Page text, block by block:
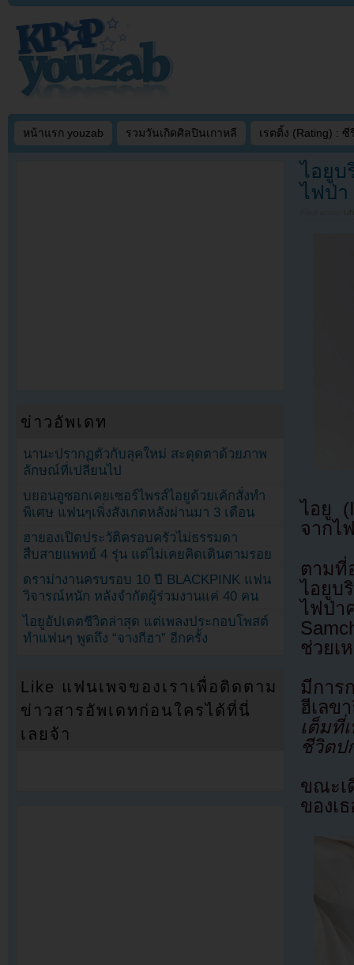
หน้าแรก youzab รวมวันเกิดศิลปินเกาหลี เรตติ้ง (Rating) : ซี
ไอยูบ
ไฟป่า
ไอยู
จากไ
ตามที่
ไอยูบ
ไฟป่า
ช่วยเ
มีการ
ฮีเลข
เต็มที่
ชีวิตป
ขณะเ
ของเ
ข่าวอัพเดท
นานะปรากฏตัวกับลุคใหม่ สะดุดตาด้วยภาพ
ลักษณ์ที่เปลี่ยนไป
บยอนอูซอกเคยเซอร์ไพรส์ไอยูด้วยเค้กสั่งทำ
พิเศษ แฟนๆเพิ่งสังเกตหลังผ่านมา 3 เดือน
ฮายองเปิดประวัติครอบครัวไม่ธรรมดา
สืบสายแพทย์ 4 รุ่น แต่ไม่เคยคิดเดินตามรอย
ดราม่างานครบรอบ 10 ปี BLACKPINK แฟน
วิจารณ์หนัก หลังจำกัดผู้ร่วมงานแค่ 40 คน
ไอยูอัปเดตชีวิตล่าสุด แต่เพลงประกอบโพสต์
ทำแฟนๆ พูดถึง “จางกีฮา” อีกครั้ง
Like แฟนเพจของเราเพื่อติดตาม
ข่าวสารอัพเดทก่อนใครได้ที่นี่
เลยจ้า